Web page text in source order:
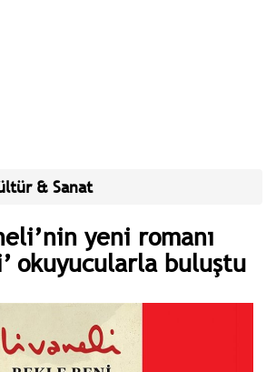
& Sanat
yeni romanı
okuyucularla buluştu